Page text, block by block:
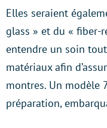
Elles seraient
glass » et du « fiber-
entendre un soin
matériaux afin
montres. Un modèle
préparation,